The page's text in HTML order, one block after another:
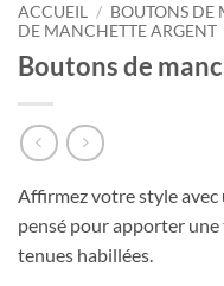
ACCUEIL / BOUTONS DE
DE MANCHETTE ARGENT
Boutons de
Affirmez votre style avec
pensé pour apporter une
tenues habillées.